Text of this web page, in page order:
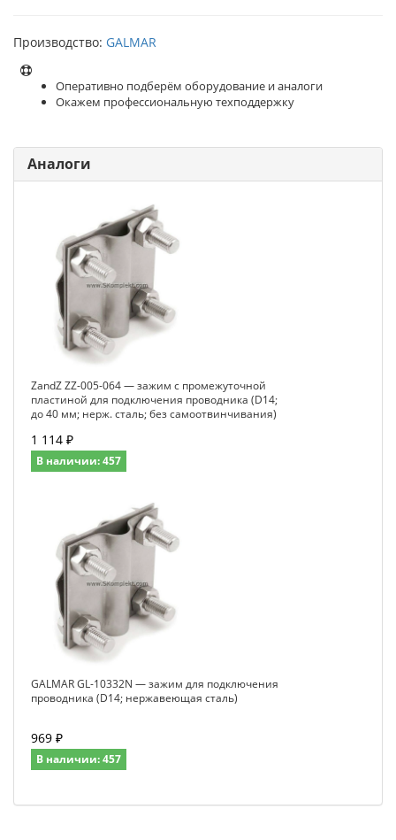
Производство: GALMAR
Оперативно подберём оборудование и аналоги
Окажем профессиональную техподдержку
Аналоги
ZandZ ZZ-005-064 — зажим с промежуточной
пластиной для подключения проводника (D14;
до 40 мм; нерж. сталь; без самоотвинчивания)
1 114 ₽
В наличии: 457
GALMAR GL-10332N — зажим для подключения
проводника (D14; нержавеющая сталь)
969 ₽
В наличии: 457